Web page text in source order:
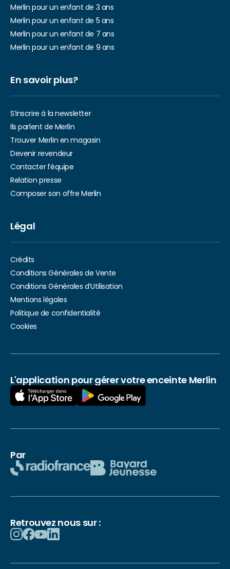
Merlin pour un enfant de 3 ans
Merlin pour un enfant de 5 ans
Merlin pour un enfant de 7 ans
Merlin pour un enfant de 9 ans
En savoir plus?
S’inscrire à la newsletter
Ils parlent de Merlin
Trouver Merlin en magasin
Devenir revendeur
Contacter l’équipe
Relation presse
Composer son offre Merlin
Légal
Crédits
Conditions Générales de Vente
Conditions Générales d’Utilisation
Mentions légales
Politique de confidentialité
Cookies
L'application pour gérer votre enceinte Merlin
Par
Retrouvez nous sur :